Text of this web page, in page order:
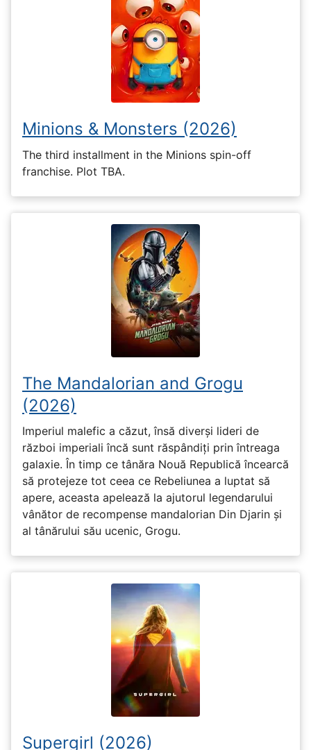
Minions & Monsters (2026)
The third installment in the Minions spin-off
franchise. Plot TBA.
The Mandalorian and Grogu
(2026)
Imperiul malefic a căzut, însă diverși lideri de
război imperiali încă sunt răspândiți prin întreaga
galaxie. În timp ce tânăra Nouă Republică încearcă
să protejeze tot ceea ce Rebeliunea a luptat să
apere, aceasta apelează la ajutorul legendarului
vânător de recompense mandalorian Din Djarin și
al tânărului său ucenic, Grogu.
Supergirl (2026)